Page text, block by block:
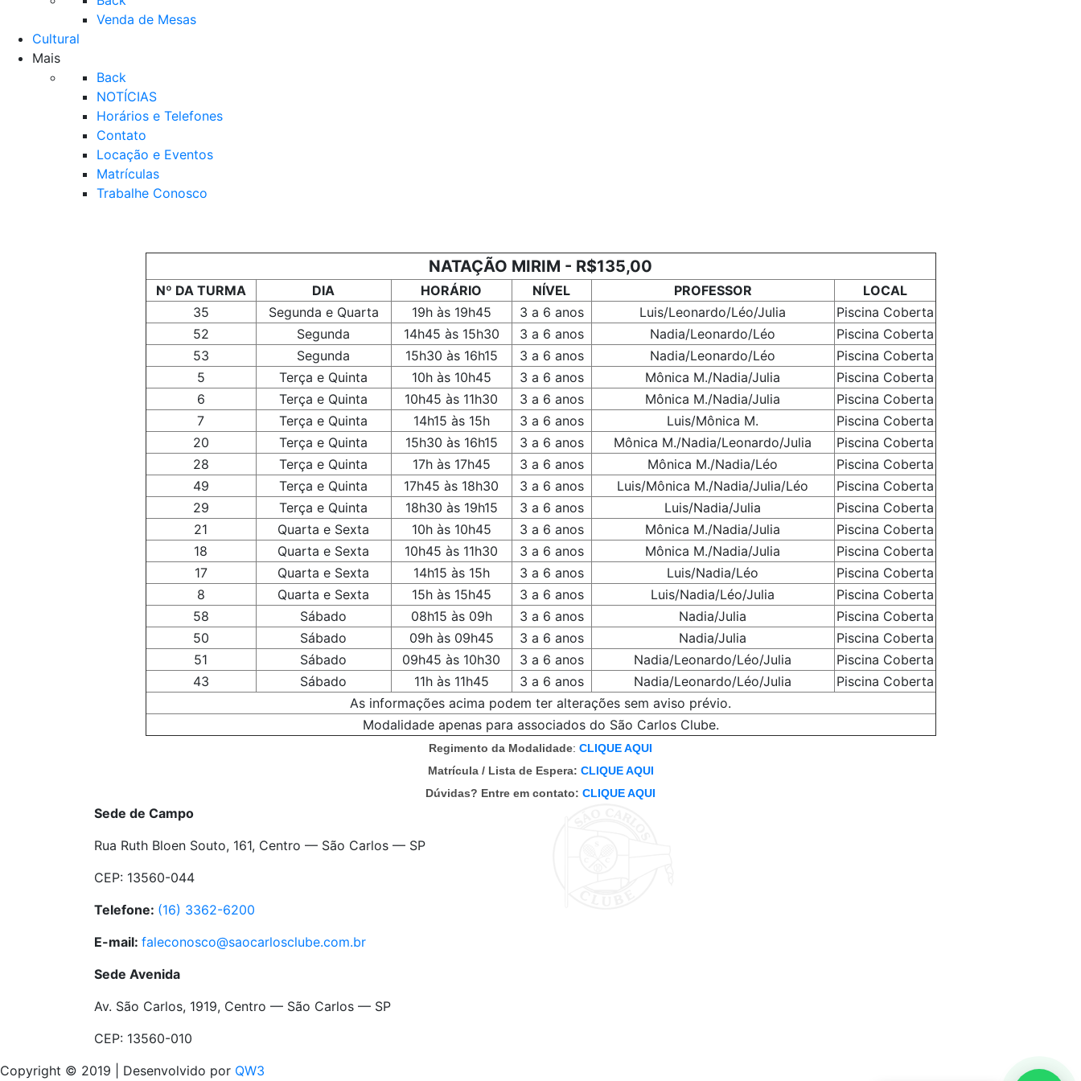
Venda de Mesas
Cultural
Mais
Back
NOTÍCIAS
Horários e Telefones
Contato
Locação e Eventos
Matrículas
Trabalhe Conosco
NATAÇÃO MIRIM - R$135,00
Nº DA TURMA DIA HORÁRIO NÍVEL PROFESSOR
LOCAL
35
Segunda e Quarta 19h às 19h45 3 a 6 anos Luis/Leonardo/Léo/Julia
Piscina Coberta
52
Segunda 14h45 às 15h30 3 a 6 anos Nadia/Leonardo/Léo
Piscina Coberta
53
Segunda 15h30 às 16h15 3 a 6 anos Nadia/Leonardo/Léo
Piscina Coberta
5
Terça e Quinta 10h às 10h45 3 a 6 anos Mônica M./Nadia/Julia
Piscina Coberta
6
Terça e Quinta 10h45 às 11h30 3 a 6 anos Mônica M./Nadia/Julia
Piscina Coberta
7
Terça e Quinta 14h15 às 15h 3 a 6 anos Luis/Mônica M.
Piscina Coberta
20
Terça e Quinta 15h30 às 16h15 3 a 6 anos Mônica M./Nadia/Leonardo/Julia
Piscina Coberta
28
Terça e Quinta 17h às 17h45 3 a 6 anos Mônica M./Nadia/Léo
Piscina Coberta
49
Terça e Quinta 17h45 às 18h30 3 a 6 anos Luis/Mônica M./Nadia/Julia/Léo
Piscina Coberta
29
Terça e Quinta 18h30 às 19h15 3 a 6 anos Luis/Nadia/Julia
Piscina Coberta
21
Quarta e Sexta 10h às 10h45 3 a 6 anos Mônica M./Nadia/Julia
Piscina Coberta
18
Quarta e Sexta 10h45 às 11h30 3 a 6 anos Mônica M./Nadia/Julia
Piscina Coberta
17
Quarta e Sexta 14h15 às 15h 3 a 6 anos Luis/Nadia/Léo
Piscina Coberta
8
Quarta e Sexta 15h às 15h45 3 a 6 anos Luis/Nadia/Léo/Julia
Piscina Coberta
58
Sábado 08h15 às 09h 3 a 6 anos Nadia/Julia
Piscina Coberta
50
Sábado 09h às 09h45 3 a 6 anos Nadia/Julia
Piscina Coberta
51
Sábado 09h45 às 10h30 3 a 6 anos Nadia/Leonardo/Léo/Julia
Piscina Coberta
43
Sábado 11h às 11h45 3 a 6 anos Nadia/Leonardo/Léo/Julia
Piscina Coberta
As informações acima podem ter alterações sem aviso prévio.
Modalidade apenas para associados do São Carlos Clube.
Regimento da Modalidade: CLIQUE AQUI
Matrícula / Lista de Espera: CLIQUE AQUI
Dúvidas? Entre em contato: CLIQUE AQUI
Sede de Campo
Rua Ruth Bloen Souto, 161, Centro — São Carlos — SP
CEP: 13560-044
Telefone: (16) 3362-6200
E-mail: faleconosco@saocarlosclube.com.br
Sede Avenida
Av. São Carlos, 1919, Centro — São Carlos — SP
CEP: 13560-010
Copyright © 2019 | Desenvolvido por QW3